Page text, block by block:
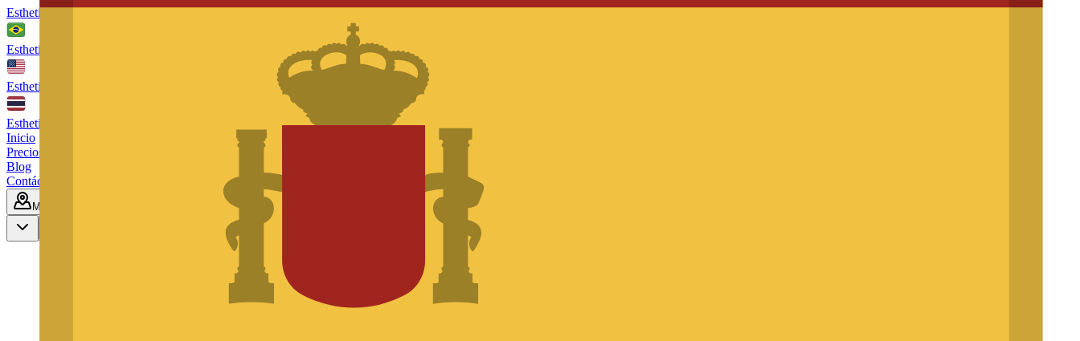
Esthetic Hair MexicoCancún
Esthetic Hair Brazil
Esthetic Hair Miami
Esthetic Hair Thailand
Inicio
Precios
Blog
Contáctenos
Miami